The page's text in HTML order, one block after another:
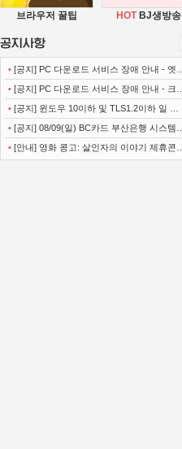
브라우저 꿀팁 HOTBJ생방송
• [공지] PC 다운로드 서비스 장애 안내 - 엣지
(Microsoft Edge)
• [공지] PC 다운로드 서비스 장애 안내 - 크롬
(Chrome)
• [공지] 윈도우 10이하 및 TLS1.2이하 일 경
우 사이트 이용불가 안내
• [공지] 08/09(일) BC카드 부산은행 시스템
정기점검 안내
• [안내] 영화 콩고: 살인자의 이야기 제휴콘텐